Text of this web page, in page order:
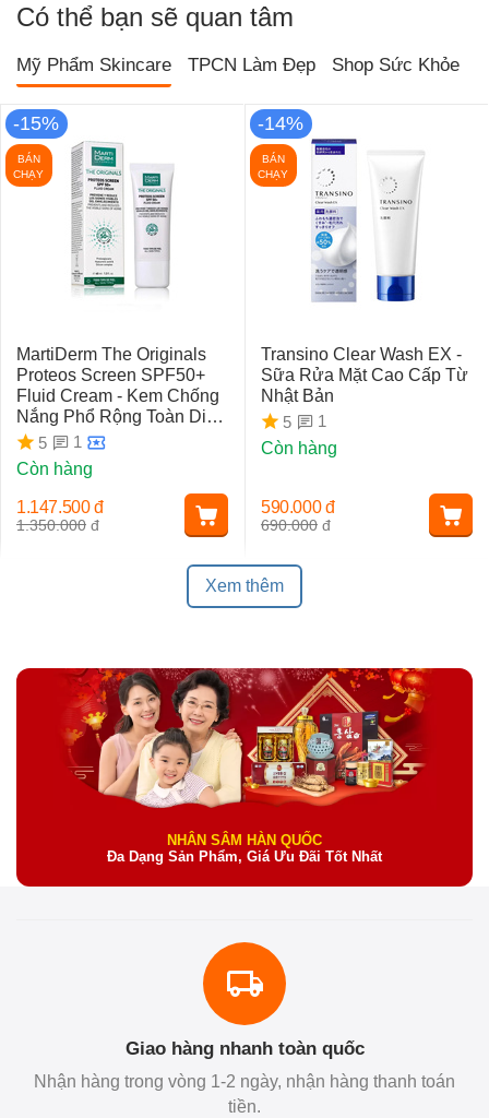
Có thể bạn sẽ quan tâm
Mỹ Phẩm Skincare TPCN Làm Đẹp Shop Sức Khỏe
-15%
BÁN
CHẠY
MartiDerm The Originals
Proteos Screen SPF50+
Fluid Cream - Kem Chống
Nắng Phổ Rộng Toàn Diện
Ngừa Lão Hóa, Nám Da
5
1
Còn hàng
1.350.000 đ
1.147.500 đ
-14%
BÁN
CHẠY
Transino Clear Wash EX -
Sữa Rửa Mặt Cao Cấp Từ
Nhật Bản
5
1
Còn hàng
690.000 đ
590.000 đ
Xem thêm
NHÂN SÂM HÀN QUỐC
Đa Dạng Sản Phẩm, Giá Ưu Đãi Tốt Nhất
Giao hàng nhanh toàn quốc
Nhận hàng trong vòng 1-2 ngày, nhận hàng thanh toán
tiền.